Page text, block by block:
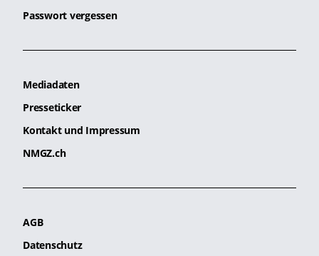
Passwort vergessen
Mediadaten
Presseticker
Kontakt und Impressum
NMGZ.ch
AGB
Datenschutz